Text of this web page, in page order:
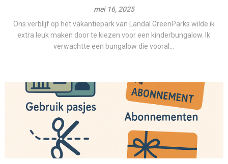
mei 16, 2025
Ons verblijf op het vakantiepark van Landal GreenParks wilde ik
extra leuk maken door te kiezen voor een kinderbungalow. Ik
verwachtte een bungalow die vooral...